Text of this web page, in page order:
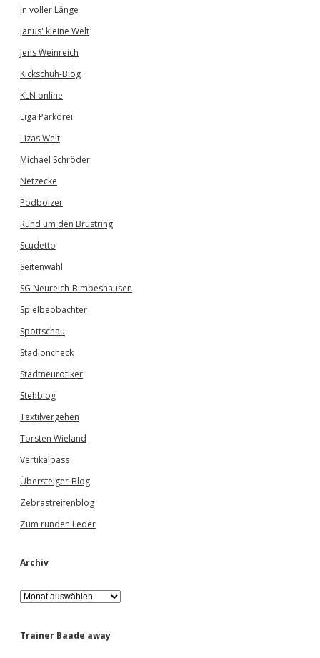
In voller Länge
Janus' kleine Welt
Jens Weinreich
Kickschuh-Blog
KLN online
Liga Parkdrei
Lizas Welt
Michael Schröder
Netzecke
Podbolzer
Rund um den Brustring
Scudetto
Seitenwahl
SG Neureich-Bimbeshausen
Spielbeobachter
Spottschau
Stadioncheck
Stadtneurotiker
Stehblog
Textilvergehen
Torsten Wieland
Vertikalpass
Übersteiger-Blog
Zebrastreifenblog
Zum runden Leder
Archiv
A
r
h
Trainer Baade away